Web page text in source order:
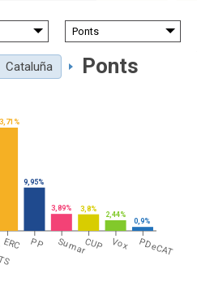
Cataluña Ponts
ERC PP SumarCUP Vox PDeCAT
9,95%
3,89% 3,8%
2,44%
0,9%